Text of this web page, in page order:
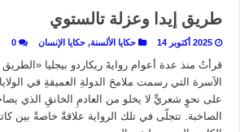
طريق إيدا وعزلة تالستوي
2025 أكتوبر 14 حكايا الألسنة, حكايا الإنسان 0
قرأتُ منذ عدة أعوام روايةَ ريكاردو بيجليا «الطريق
الآسرة التي رسمت ملامحَ الدولةِ العميقةِ في
على نحوٍ شعريٍّ لا يخلو من العادمِ الخانقِ الذي
الصاخبة. تتجلّى في تلك الرواية علاقةٌ خاصةٌ بين